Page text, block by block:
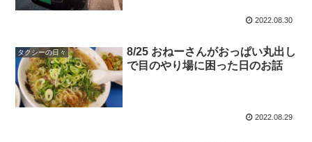
2022.08.30
タクシーの日々
8/25 おねーさんがおっぱい丸出し
で目のやり場に困った日のお話
2022.08.29